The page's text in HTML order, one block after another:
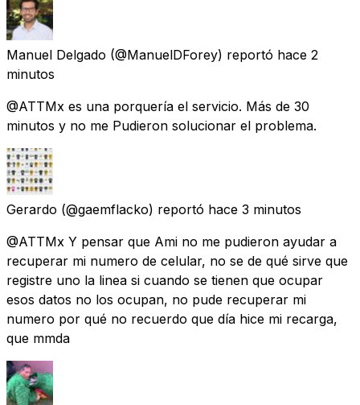
Manuel Delgado (@ManuelDForey) reportó hace 2
minutos
@ATTMx es una porquería el servicio. Más de 30
minutos y no me Pudieron solucionar el problema.
Gerardo (@gaemflacko) reportó hace 3 minutos
@ATTMx Y pensar que Ami no me pudieron ayudar a
recuperar mi numero de celular, no se de qué sirve que
registre uno la linea si cuando se tienen que ocupar
esos datos no los ocupan, no pude recuperar mi
numero por qué no recuerdo que día hice mi recarga,
que mmda